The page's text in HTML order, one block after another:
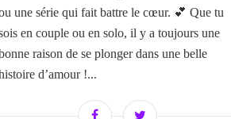
une série qui fait battre le cœur. 💕 Que tu
en couple ou en solo, il y a toujours une
raison de se plonger dans une belle
d’amour !...